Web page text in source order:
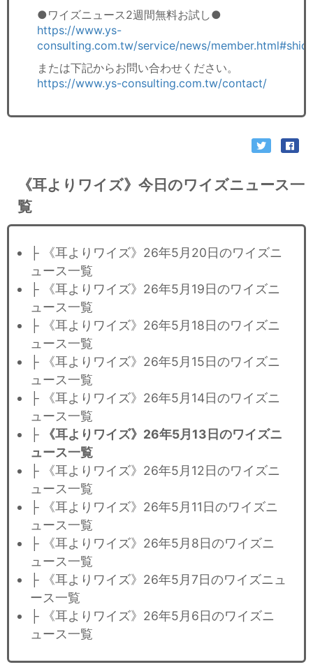
●ワイズニュース2週間無料お試し●
https://www.ys-
consulting.com.tw/service/news/
または下記からお問い合わせください。
https://www.ys-consulting.com.tw/contact/
《耳よりワイズ》今日のワイズニュース一
覧
├ 《耳よりワイズ》26年5月20日のワイズニ
ュース一覧
├ 《耳よりワイズ》26年5月19日のワイズニ
ュース一覧
├ 《耳よりワイズ》26年5月18日のワイズニ
ュース一覧
├ 《耳よりワイズ》26年5月15日のワイズニ
ュース一覧
├ 《耳よりワイズ》26年5月14日のワイズニ
ュース一覧
├
《耳よりワイズ》26年5月13日のワイズニ
ュース一覧
├ 《耳よりワイズ》26年5月12日のワイズニ
ュース一覧
├ 《耳よりワイズ》26年5月11日のワイズニ
ュース一覧
├ 《耳よりワイズ》26年5月8日のワイズニ
ュース一覧
├ 《耳よりワイズ》26年5月7日のワイズニュ
ース一覧
├ 《耳よりワイズ》26年5月6日のワイズニ
ュース一覧